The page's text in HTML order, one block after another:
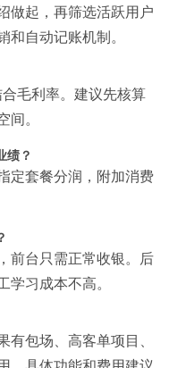
做起，再筛选活跃用户
和自动记账机制。
毛利率。建议先核算
间。
绩？
定套餐分润，附加消费
前台只需正常收银。后
学习成本不高。
有包场、高客单项目、